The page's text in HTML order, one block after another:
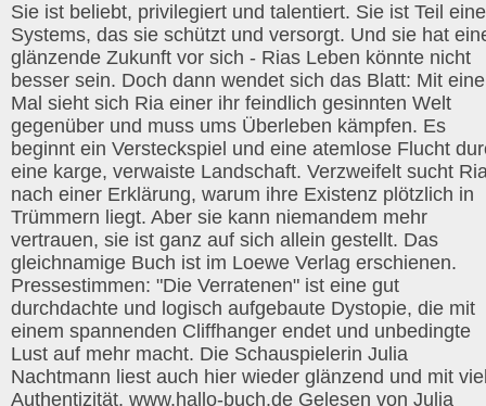
Sie ist beliebt, privilegiert und talentiert. Sie ist Teil
Systems, das sie schützt und versorgt. Und sie hat
glänzende Zukunft vor sich - Rias Leben könnte nicht
besser sein. Doch dann wendet sich das Blatt: Mit
Mal sieht sich Ria einer ihr feindlich gesinnten Welt
gegenüber und muss ums Überleben kämpfen. Es
beginnt ein Versteckspiel und eine atemlose Flucht
eine karge, verwaiste Landschaft. Verzweifelt sucht
nach einer Erklärung, warum ihre Existenz plötzlich in
Trümmern liegt. Aber sie kann niemandem mehr
vertrauen, sie ist ganz auf sich allein gestellt. Das
gleichnamige Buch ist im Loewe Verlag erschienen.
Pressestimmen: "Die Verratenen" ist eine gut
durchdachte und logisch aufgebaute Dystopie, die mit
einem spannenden Cliffhanger endet und unbedingte
Lust auf mehr macht. Die Schauspielerin Julia
Nachtmann liest auch hier wieder glänzend und mit
Authentizität. www.hallo-buch.de Gelesen von Julia